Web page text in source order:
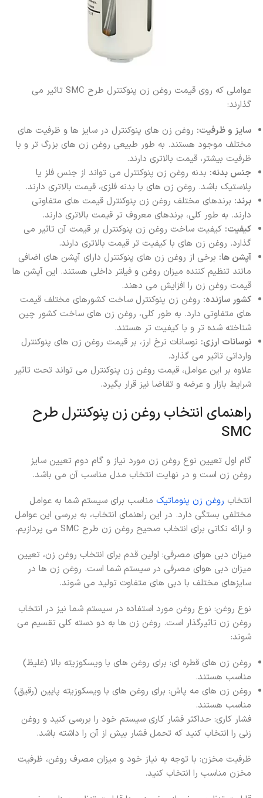
عواملی که روی قیمت روغن زن پنوکنترل طرح SMC تاثیر می
گذارند:
سایز و ظرفیت: روغن زن‌ های پنوکنترل در سایز ها و ظرفیت‌ های
مختلف موجود هستند. به طور طبیعی روغن زن‌ های بزرگ‌ تر و با
ظرفیت بیشتر، قیمت بالاتری دارند.
جنس بدنه: بدنه روغن زن پنوکنترل می‌ تواند از جنس فلز یا
پلاستیک باشد. روغن زن‌ های با بدنه فلزی، قیمت بالاتری دارند.
برند: برندهای مختلف روغن زن پنوکنترل قیمت‌ های متفاوتی
دارند. به طور کلی، برندهای معروف‌ تر قیمت بالاتری دارند.
کیفیت: کیفیت ساخت روغن زن پنوکنترل بر قیمت آن تاثیر می‌
گذارد. روغن زن‌ های با کیفیت‌ تر قیمت بالاتری دارند.
آپشن‌ ها: برخی از روغن زن‌ های پنوکنترل دارای آپشن‌ های اضافی
مانند تنظیم کننده میزان روغن و فیلتر داخلی هستند. این آپشن‌ ها
قیمت روغن زن را افزایش می‌ دهند.
کشور سازنده: روغن زن‌ پنوکنترل ساخت کشورهای مختلف قیمت‌
های متفاوتی دارد. به طور کلی، روغن زن‌ های ساخت کشور چین
شناخته شده تر و با کیفیت تر هستند.
نوسانات ارزی: نوسانات نرخ ارز، بر قیمت روغن زن‌ های پنوکنترل
وارداتی تاثیر می‌ گذارد.
علاوه بر این عوامل، قیمت روغن زن پنوکنترل می‌ تواند تحت تاثیر
شرایط بازار و عرضه و تقاضا نیز قرار بگیرد.
راهنمای انتخاب روغن زن پنوکنترل طرح
SMC
گام اول تعیین نوع روغن زن مورد نیاز و گام دوم تعیین سایز
روغن زن است و در نهایت انتخاب مدل مناسب آن می باشد.
انتخاب روغن زن پنوماتیک مناسب برای سیستم شما به عوامل
مختلفی بستگی دارد. در این راهنمای انتخاب، به بررسی این عوامل
و ارائه نکاتی برای انتخاب صحیح روغن زن طرح SMC می‌ پردازیم.
میزان دبی هوای مصرفی: اولین قدم برای انتخاب روغن زن، تعیین
میزان دبی هوای مصرفی در سیستم شما است. روغن زن ها در
سایزهای مختلف با دبی های متفاوت تولید می شوند.
نوع روغن: نوع روغن مورد استفاده در سیستم شما نیز در انتخاب
روغن زن تاثیرگذار است. روغن زن ها به دو دسته کلی تقسیم می
شوند:
روغن زن های قطره ای: برای روغن های با ویسکوزیته بالا (غلیظ)
مناسب هستند.
روغن زن های مه پاش: برای روغن های با ویسکوزیته پایین (رقیق)
مناسب هستند.
فشار کاری: حداکثر فشار کاری سیستم خود را بررسی کنید و روغن
زنی را انتخاب کنید که تحمل فشار بیش از آن را داشته باشد.
ظرفیت مخزن: با توجه به نیاز خود و میزان مصرف روغن، ظرفیت
مخزن مناسب را انتخاب کنید.